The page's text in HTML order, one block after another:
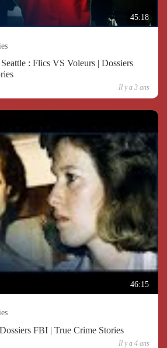
45:18
: Flics VS Voleurs | Dossiers
Il y a 3 ans
46:15
FBI | True Crime Stories
Il y a 4 ans